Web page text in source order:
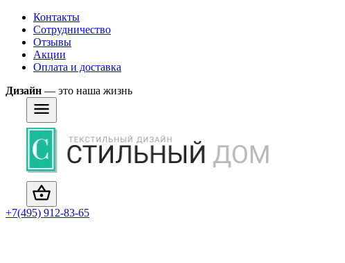
Контакты
Сотрудничество
Отзывы
Акции
Оплата и доставка
Дизайн — это наша жизнь
+7(495) 912-83-65